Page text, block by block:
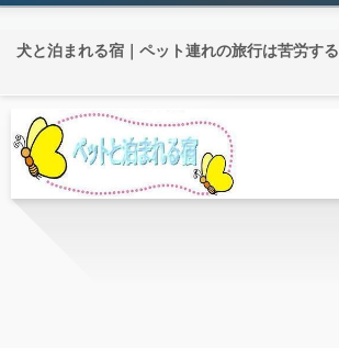
犬と泊まれる宿｜ペット連れの旅行は苦労する